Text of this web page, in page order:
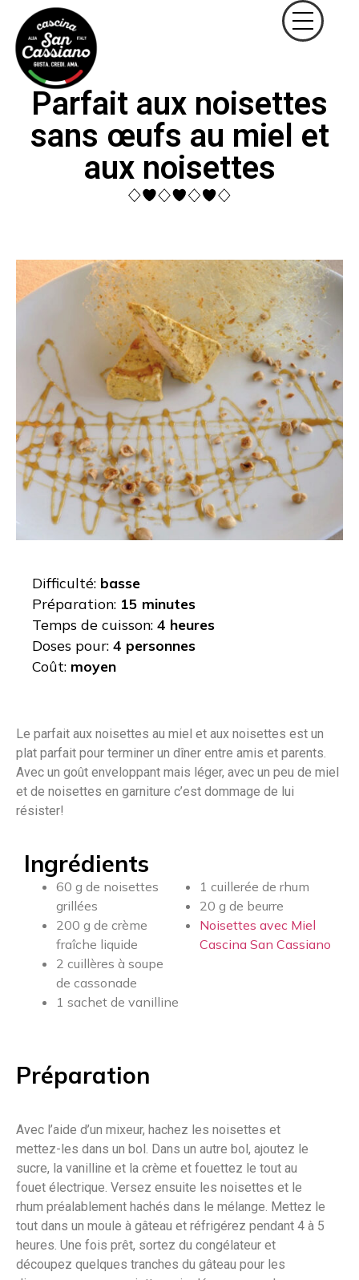
Parfait aux noisettes
sans œufs au miel et
aux noisettes
Difficulté: basse
Préparation: 15 minutes
Temps de cuisson: 4 heures
Doses pour: 4 personnes
Coût: moyen
Le parfait aux noisettes au miel et aux noisettes est un
plat parfait pour terminer un dîner entre amis et parents.
Avec un goût enveloppant mais léger, avec un peu de miel
et de noisettes en garniture c’est dommage de lui
résister!
Ingrédients
60 g de noisettes
grillées
200 g de crème
fraîche liquide
2 cuillères à soupe
de cassonade
1 sachet de vanilline
1 cuillerée de rhum
20 g de beurre
Noisettes avec Miel
Cascina San Cassiano
Préparation
Avec l’aide d’un mixeur, hachez les noisettes et
mettez-les dans un bol. Dans un autre bol, ajoutez le
sucre, la vanilline et la crème et fouettez le tout au
fouet électrique. Versez ensuite les noisettes et le
rhum préalablement hachés dans le mélange. Mettez le
tout dans un moule à gâteau et réfrigérez pendant 4 à 5
heures. Une fois prêt, sortez du congélateur et
découpez quelques tranches du gâteau pour les